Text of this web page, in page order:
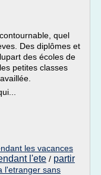
quel
Des diplômes et
des écoles de
petites classes
les vacances
l'ete / partir
l'etranger sans